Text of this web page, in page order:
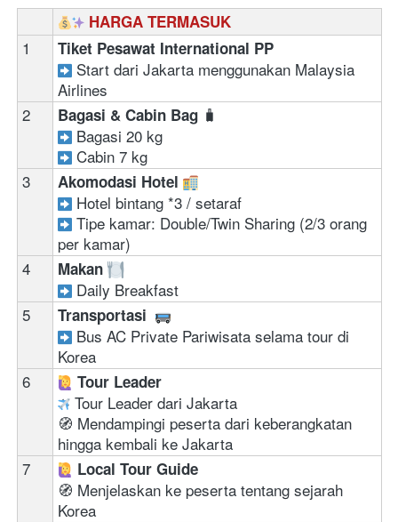
HARGA TERMASUK
1 Tiket Pesawat International PP
Start dari Jakarta menggunakan Malaysia
Airlines
2
Bagasi & Cabin Bag 🧳
Bagasi 20 kg
Cabin 7 kg
3
Akomodasi Hotel
Hotel bintang *3 / setaraf
Tipe kamar: Double/Twin Sharing (2/3 orang
per kamar)
4
Makan
Daily Breakfast
5
Transportasi
Bus AC Private Pariwisata selama tour di
Korea
6
Tour Leader
Tour Leader dari Jakarta
🧭 Mendampingi peserta dari keberangkatan
hingga kembali ke Jakarta
7
Local Tour Guide
🧭 Menjelaskan ke peserta tentang sejarah
Korea